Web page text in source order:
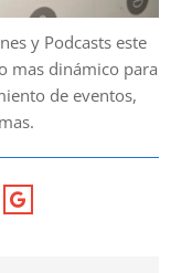
y Podcasts este
mas dinámico para
de eventos,